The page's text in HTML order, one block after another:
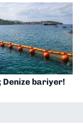
Denize bariyer!